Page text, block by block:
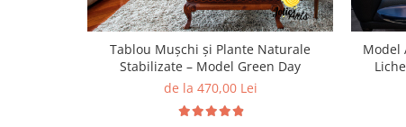
Tablou Mușchi și Plante Naturale
Stabilizate – Model Green Day
de la 470,00 Lei
Model